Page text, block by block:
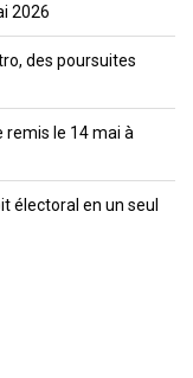
2026
des poursuites
remis le 14 mai à
électoral en un seul